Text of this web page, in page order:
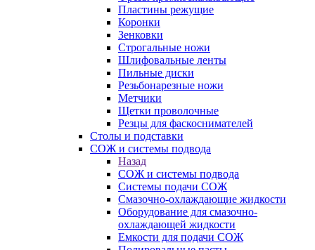
Пластины режущие
Коронки
Зенковки
Строгальные ножи
Шлифовальные ленты
Пильные диски
Резьбонарезные ножи
Метчики
Щетки проволочные
Резцы для фаскоснимателей
Столы и подставки
СОЖ и системы подвода
Назад
СОЖ и системы подвода
Системы подачи СОЖ
Смазочно-охлаждающие жидкости
Оборудование для смазочно-
охлаждающей жидкости
Емкости для подачи СОЖ